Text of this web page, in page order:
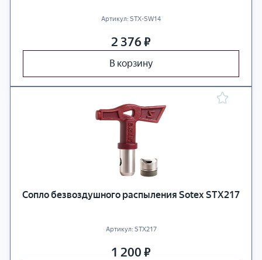
Артикул: STX-SW14
2 376₽
В корзину
Сопло безвоздушного распыления Sotex STX217
Артикул: STX217
1 200 ₽